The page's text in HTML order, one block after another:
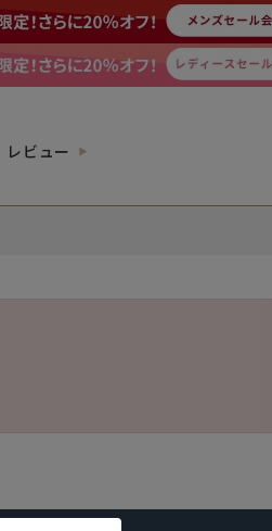
レビュー